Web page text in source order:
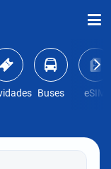
Buses eSIM